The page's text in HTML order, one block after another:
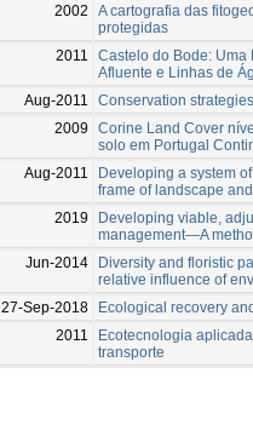
2002
A cartografia das
protegidas
2011
Castelo do Bode: Uma
Afluente e Linhas de
Aug-2011
Conservation
2009
Corine Land Cover
solo em Portugal
Aug-2011
Developing a system
frame of landscape
2019
Developing viable,
management—A
Jun-2014
Diversity and floristic
relative influence of
27-Sep-2018
Ecological recovery
2011
Ecotecnologia
transporte